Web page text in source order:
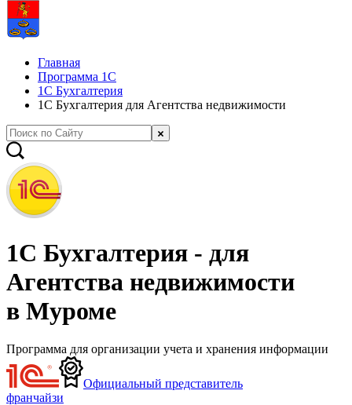
Главная
Программа 1С
1С Бухгалтерия
1С Бухгалтерия для Агентства недвижимости
1С Бухгалтерия - для
Агентства недвижимости
в Муроме
Программа для организации учета и хранения информации
Официальный представитель
франчайзи